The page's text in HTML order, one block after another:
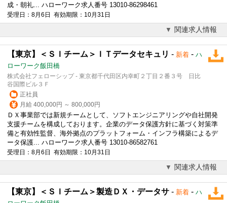
成・朝礼... ハローワーク求人番号 13010-86298461
受理日：8月6日 有効期限：10月31日
関連求人情報
【東京】＜ＳＩチーム＞ＩＴデータセキュリ - 新着 - ハ
ローワーク飯田橋
株式会社フェローシップ - 東京都千代田区内幸町２丁目２番３号 日比
谷国際ビル３Ｆ
正社員
月給 400,000円 ～ 800,000円
ＤＸ事業部では新規チームとして、ソフトエンジニアリングや自社開発
支援チームを構成しております。企業のデータ保護方針に基づく対策準
備と有効性監督、海外拠点のプラットフォーム・インフラ構築によるデ
ータ保護... ハローワーク求人番号 13010-86582761
受理日：8月6日 有効期限：10月31日
関連求人情報
【東京】＜ＳＩチーム＞製造ＤＸ・データサ - 新着 - ハ